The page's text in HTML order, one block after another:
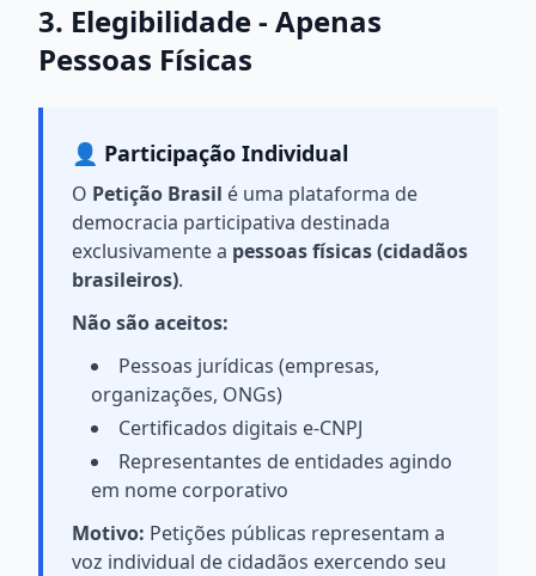
3. Elegibilidade - Apenas
Pessoas Físicas
👤 Participação Individual
O Petição Brasil é uma plataforma de
democracia participativa destinada
exclusivamente a pessoas físicas (cidadãos
brasileiros).
Não são aceitos:
Pessoas jurídicas (empresas,
organizações, ONGs)
Certificados digitais e-CNPJ
Representantes de entidades agindo
em nome corporativo
Motivo: Petições públicas representam a
voz individual de cidadãos exercendo seu